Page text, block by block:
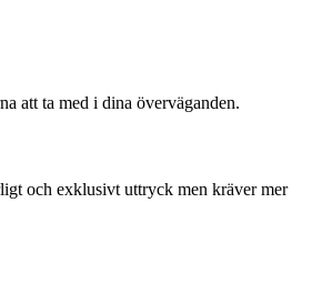
att ta med i dina överväganden.
och exklusivt uttryck men kräver mer